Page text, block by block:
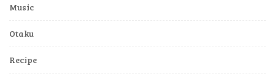
Music
Otaku
Recipe